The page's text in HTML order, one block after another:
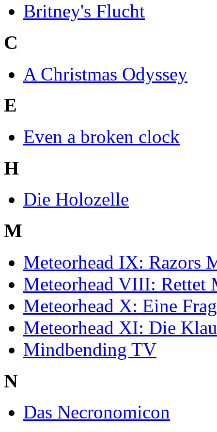
Britney's Flucht
C
A Christmas Odyssey
E
Even a broken clock
H
Die Holozelle
M
Meteorhead IX: Razors
Meteorhead VIII: Rettet
Meteorhead X: Eine
Meteorhead XI: Die
Mindbending TV
N
Das Necronomicon